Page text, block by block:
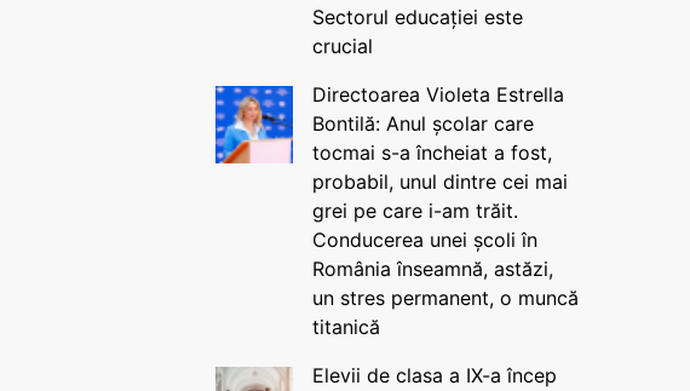
Sectorul educației este
crucial
Directoarea Violeta Estrella
Bontilă: Anul școlar care
tocmai s-a încheiat a fost,
probabil, unul dintre cei mai
grei pe care i-am trăit.
Conducerea unei școli în
România înseamnă, astăzi,
un stres permanent, o muncă
titanică
Elevii de clasa a IX-a încep